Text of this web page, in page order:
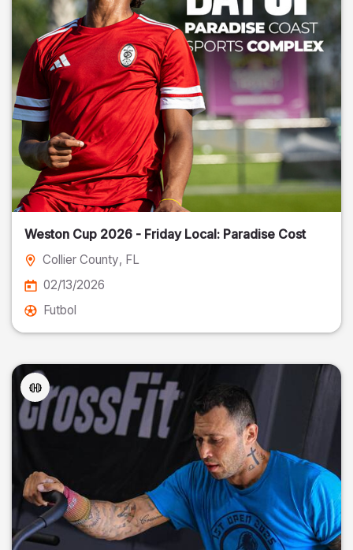
Weston Cup 2026 - Friday Local: Paradise Cost
Collier County, FL
02/13/2026
Futbol